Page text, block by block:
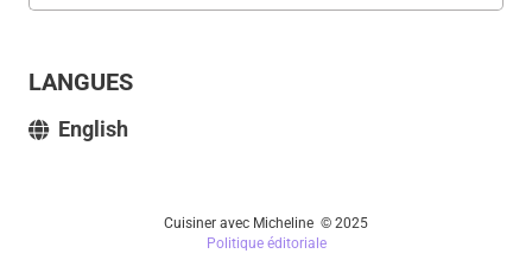
LANGUES
English
Cuisiner avec Micheline © 2025
Politique éditoriale